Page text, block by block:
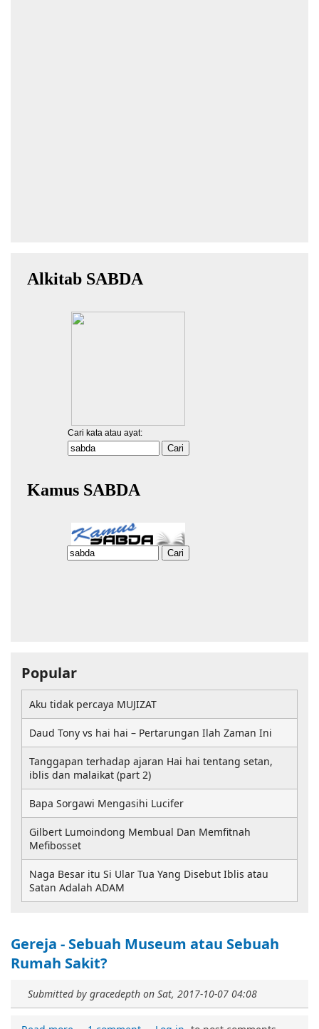
Gereja - Sebuah Museum atau Sebuah
Rumah Sakit?
Submitted by gracedepth on Sat, 2017-10-07 04:08
Popular
Aku tidak percaya MUJIZAT
Daud Tony vs hai hai – Pertarungan Ilah Zaman Ini
Tanggapan terhadap ajaran Hai hai tentang setan,
iblis dan malaikat (part 2)
Bapa Sorgawi Mengasihi Lucifer
Gilbert Lumoindong Membual Dan Memfitnah
Mefibosset
Naga Besar itu Si Ular Tua Yang Disebut Iblis atau
Satan Adalah ADAM